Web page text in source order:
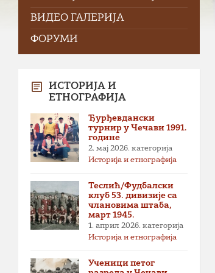
ВИДЕО ГАЛЕРИЈА
ФОРУМИ
ИСТОРИЈА И
ЕТНОГРАФИЈА
Ђурђевдански
турнир у Чечави 1991.
године
2. мај 2026. категорија
Историја и етнографија
Теслић/Фудбалски
клуб 53. дивизије са
члановима штаба,
март 1945.
1. април 2026. категорија
Историја и етнографија
Ученици петог